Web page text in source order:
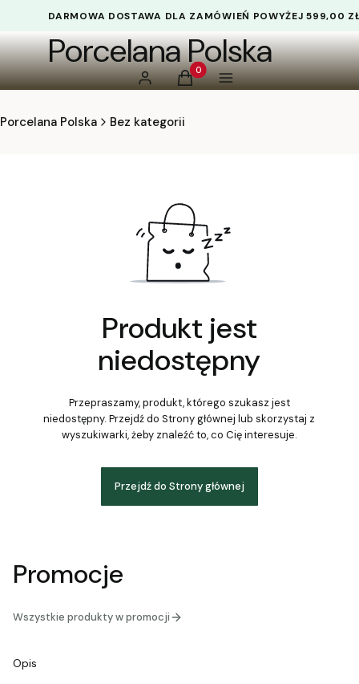
DOSTAWA DLA ZAMÓWIEŃ POWYŻEJ 599,00
Porcelana Polska
Zaloguj sięProdukty w koszyku: 0. Zobacz
Koszyk Menu
Porcelana Polska Bez kategorii
Produkt jest
niedostępny
Przepraszamy, produkt, którego szukasz jest
niedostępny. Przejdź do Strony głównej lub skorzystaj z
wyszukiwarki, żeby znaleźć to, co Cię interesuje.
Przejdź do Strony głównej
Promocje
Wszystkie produkty w promocji
Opis